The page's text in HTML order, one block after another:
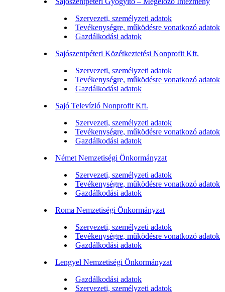
Szervezeti, személyzeti adatok
Tevékenységre, működésre vonatkozó adatok
Gazdálkodási adatok
Sajószentpéteri Közétkeztetési Nonprofit Kft.
Szervezeti, személyzeti adatok
Tevékenységre, működésre vonatkozó adatok
Gazdálkodási adatok
Sajó Televízió Nonprofit Kft.
Szervezeti, személyzeti adatok
Tevékenységre, működésre vonatkozó adatok
Gazdálkodási adatok
Német Nemzetiségi Önkormányzat
Szervezeti, személyzeti adatok
Tevékenységre, működésre vonatkozó adatok
Gazdálkodási adatok
Roma Nemzetiségi Önkormányzat
Szervezeti, személyzeti adatok
Tevékenységre, működésre vonatkozó adatok
Gazdálkodási adatok
Lengyel Nemzetiségi Önkormányzat
Gazdálkodási adatok
Szervezeti, személyzeti adatok